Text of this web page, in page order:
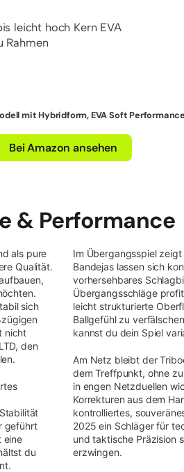
leicht hoch Kern EVA
Rahmen
mit Hybridform, EVA Soft
Bei Amazon ansehen
& Performance
als pure
Qualität.
sich
nicht
den
geführt
eine
du
Im Übergangsspiel
Bandejas lassen sich
vorhersehbares
Übergangsschläge
leicht strukturierte
Ballgefühl zu
kannst du dein Spiel
Am Netz bleibt der
dem Treffpunkt, ohne
in engen Netzduellen
Korrekturen aus dem
kontrolliertes,
2025 ein Schläger für
und taktische Präzision
erzwingen.